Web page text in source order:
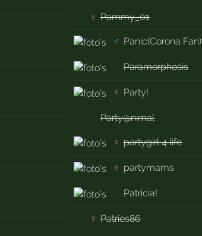
♀ Pammy_01
♂ Panic(Corona Fan)
Paramorphosis
♀ Party!
Party@nimal
♀ partygirl 4 life
♀ partymams
Patricia!
♀ Patries86